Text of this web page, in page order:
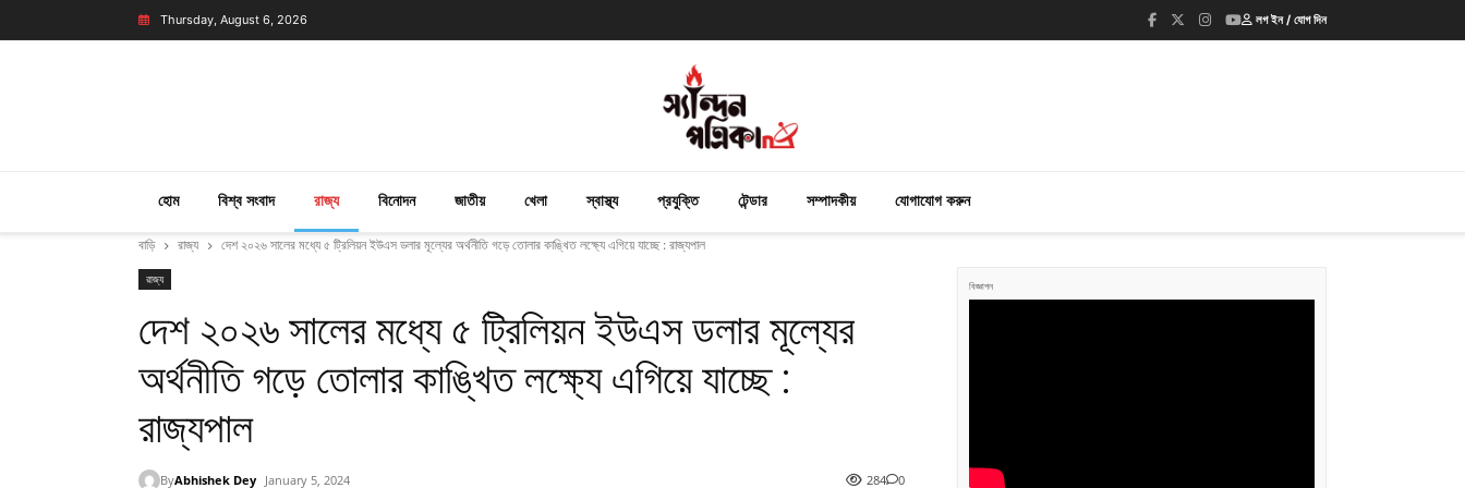
Thursday, August 6, 2026 লগ ইন / যোগ দিন
হোম বিশ্ব সংবাদ রাজ্য বিনোদন জাতীয় খেলা স্বাস্থ্য প্রযুক্তি টেন্ডার সম্পাদকীয় যোগাযোগ করুন
বাড়ি রাজ্য দেশ ২০২৬ সালের মধ্যে ৫ ট্রিলিয়ন ইউএস ডলার মূল্যের অর্থনীতি গড়ে তোলার কাঙ্খিত লক্ষ্যে এগিয়ে যাচ্ছে : রাজ্যপাল
রাজ্য
দেশ ২০২৬ সালের মধ্যে ৫ ট্রিলিয়ন ইউএস ডলার মূল্যের
অর্থনীতি গড়ে তোলার কাঙ্খিত লক্ষ্যে এগিয়ে যাচ্ছে :
রাজ্যপাল
ByAbhishek Dey January 5, 2024 284 0
বিজ্ঞাপন